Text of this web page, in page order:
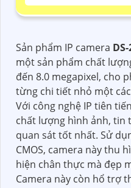
Sản phẩm IP camera
một sản phẩm chất
đến 8.0 megapixel, cho
từng chi tiết nhỏ một
Với công nghệ IP tiên
chất lượng hình ảnh, tin
quan sát tốt nhất. Sử
CMOS, camera này thu
hiện chân thực mà đẹp
Camera này còn hổ trợ